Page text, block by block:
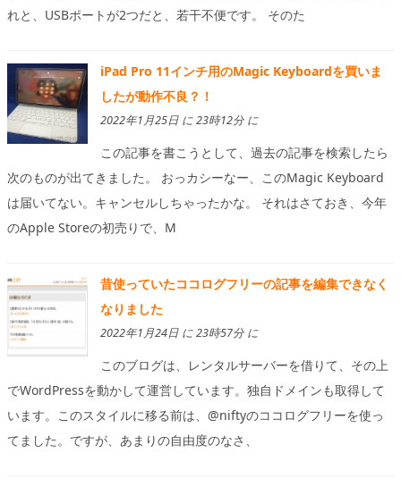
れと、USBポートが2つだと、若干不便です。 そのた
iPad Pro 11インチ用のMagic Keyboardを買いま
したが動作不良？！
2022年1月25日 に 23時12分 に
この記事を書こうとして、過去の記事を検索したら
次のものが出てきました。 おっカシーなー、このMagic Keyboard
は届いてない。キャンセルしちゃったかな。 それはさておき、今年
のApple Storeの初売りで、M
昔使っていたココログフリーの記事を編集できなく
なりました
2022年1月24日 に 23時57分 に
このブログは、レンタルサーバーを借りて、その上
でWordPressを動かして運営しています。独自ドメインも取得して
います。このスタイルに移る前は、@niftyのココログフリーを使っ
てました。ですが、あまりの自由度のなさ、